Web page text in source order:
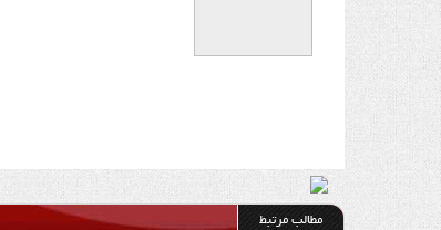
مطالب مرتبط